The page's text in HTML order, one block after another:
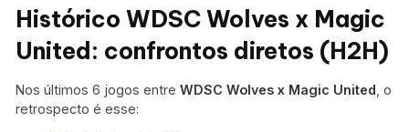
Histórico WDSC Wolves x Magic
United: confrontos diretos (H2H)
Nos últimos 6 jogos entreWDSC Wolves x Magic United , o
retrospecto é esse: